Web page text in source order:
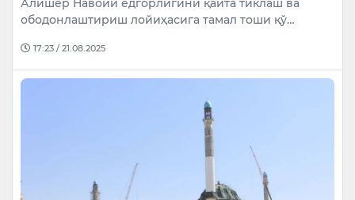
Алишер Навоий ёдгорлигини қайта тиклаш ва
ободонлаштириш лойиҳасига тамал тоши қў…
17:23 / 21.08.2025